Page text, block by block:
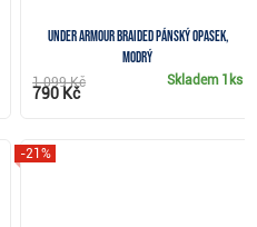
Under Armour Braided pánský opasek,
modrý
Skladem 1ks
1 099 Kč
790 Kč
-21%